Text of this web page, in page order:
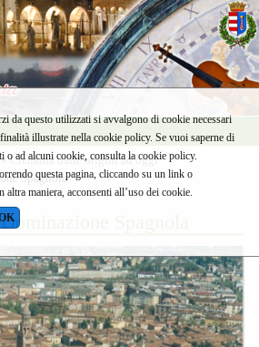
»Cremona dalle origini ad oggi
Spagnola
Spagnola
da questo utilizzati si avvalgono di cookie necessari
illustrate nella cookie policy. Se vuoi saperne di
o ad alcuni cookie, consulta la cookie policy.
questa pagina, cliccando su un link o
altra maniera, acconsenti all’uso dei cookie.